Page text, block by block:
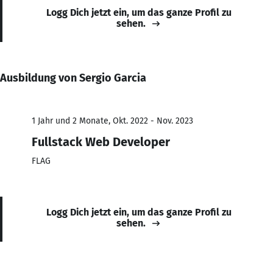
Logg Dich jetzt ein, um das ganze Profil zu
sehen.
Ausbildung von Sergio Garcia
1 Jahr und 2 Monate, Okt. 2022 - Nov. 2023
Fullstack Web Developer
FLAG
Logg Dich jetzt ein, um das ganze Profil zu
sehen.